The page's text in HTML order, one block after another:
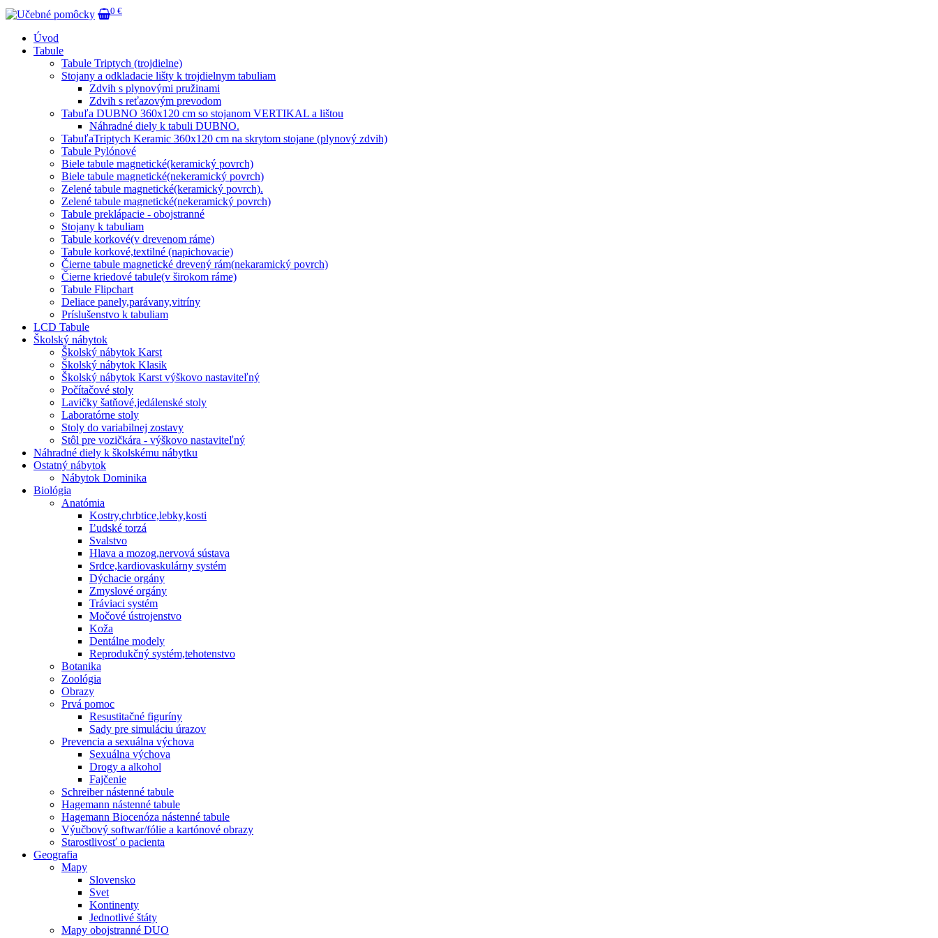
0 €
Úvod
Tabule
Tabule Triptych (trojdielne)
Stojany a odkladacie lišty k trojdielnym tabuliam
Zdvih s plynovými pružinami
Zdvih s reťazovým prevodom
Tabuľa DUBNO 360x120 cm so stojanom VERTIKAL a lištou
Náhradné diely k tabuli DUBNO.
TabuľaTriptych Keramic 360x120 cm na skrytom stojane (plynový zdvih)
Tabule Pylónové
Biele tabule magnetické(keramický povrch)
Biele tabule magnetické(nekeramický povrch)
Zelené tabule magnetické(keramický povrch).
Zelené tabule magnetické(nekeramický povrch)
Tabule preklápacie - obojstranné
Stojany k tabuliam
Tabule korkové(v drevenom ráme)
Tabule korkové,textilné (napichovacie)
Čierne tabule magnetické drevený rám(nekaramický povrch)
Čierne kriedové tabule(v širokom ráme)
Tabule Flipchart
Deliace panely,parávany,vitríny
Príslušenstvo k tabuliam
LCD Tabule
Školský nábytok
Školský nábytok Karst
Školský nábytok Klasik
Školský nábytok Karst výškovo nastaviteľný
Počítačové stoly
Lavičky šatňové,jedálenské stoly
Laboratórne stoly
Stoly do variabilnej zostavy
Stôl pre vozičkára - výškovo nastaviteľný
Náhradné diely k školskému nábytku
Ostatný nábytok
Nábytok Dominika
Biológia
Anatómia
Kostry,chrbtice,lebky,kosti
Ľudské torzá
Svalstvo
Hlava a mozog,nervová sústava
Srdce,kardiovaskulárny systém
Dýchacie orgány
Zmyslové orgány
Tráviaci systém
Močové ústrojenstvo
Koža
Dentálne modely
Reprodukčný systém,tehotenstvo
Botanika
Zoológia
Obrazy
Prvá pomoc
Resustitačné figuríny
Sady pre simuláciu úrazov
Prevencia a sexuálna výchova
Sexuálna výchova
Drogy a alkohol
Fajčenie
Schreiber nástenné tabule
Hagemann nástenné tabule
Hagemann Biocenóza nástenné tabule
Výučbový softwar/fólie a kartónové obrazy
Starostlivosť o pacienta
Geografia
Mapy
Slovensko
Svet
Kontinenty
Jednotlivé štáty
Mapy obojstranné DUO